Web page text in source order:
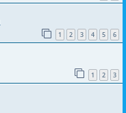
1 2 3 4 5 6
1 2 3